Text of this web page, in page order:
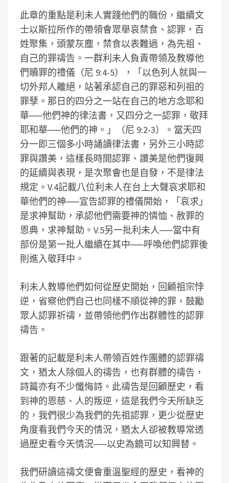
此章的重點是利未人實踐他們的職份，繼續文
士以斯拉所作的帶領會眾舉哀禁食、認罪，百
姓聚集，頭蒙灰塵，禁食以表難過，為先祖、
自己的罪禱告。一群利未人負責帶領及教導他
們贖罪的禮儀（尼 9:4-5），「以色列人就與一
切外邦人離絕，站著承認自己的罪惡和列祖的
罪孽。那日的四分之一站在自己的地方念耶和
華──他們神的律法書，又四分之一認罪，敬拜
耶和華──他們的神。」（尼 9:2-3）。當天四
分一即三個多小時誦讀律法書，另外三小時認
罪與讚美，這樣長時間認罪、讚美是他們復興
的延續與表現，是次聚會也是自發，不是律法
規定。V.4記載八位利未人在台上大聲哀求耶和
華他們的神──宣告認罪的禮儀開始，「哀求」
是求神幫助，承認他們需要神的憐恤、赦罪的
恩典，求神幫助。V.5另一批利未人──當中有
部份是第一批人繼續在其中──呼喚他們認罪後
則進入敬拜中。
利未人教導他們如何從歷史開始，回顧祖宗悖
逆，省察他們自己也同樣不順從神的罪，鼓勵
眾人認罪祈禱，並帶領他們作出群體性的認罪
禱告。
跟著的記載是利未人帶領百姓作團體的認罪禱
文，猶太人除個人的禱告，也有群體的禱告，
詩篇亦有不少懺悔詩。此禱告是回顧歷史，看
到神的恩慈、人的叛逆，這是我們今天所缺乏
的，我們很少為我們的先祖認罪，更少從歷史
角度看我們今天的情況，猶太人卻被教導常透
過歷史看今天情況──以史為鏡可以知興替。
我們研讀這禱文便會重溫聖經的歷史，看神的